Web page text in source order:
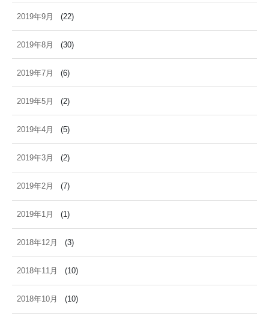
2019年9月 (22)
2019年8月 (30)
2019年7月 (6)
2019年5月 (2)
2019年4月 (5)
2019年3月 (2)
2019年2月 (7)
2019年1月 (1)
2018年12月 (3)
2018年11月 (10)
2018年10月 (10)